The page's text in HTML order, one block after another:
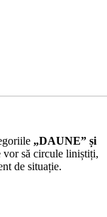
„DAUNE” și
vor să circule liniștiți,
de situație.